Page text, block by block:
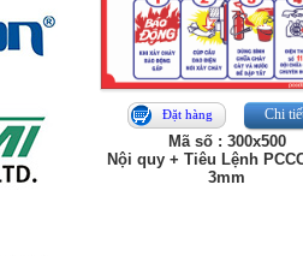
Đặt hàng Chi
Mã số : 300x500
Nội quy + Tiêu Lệnh
3mm